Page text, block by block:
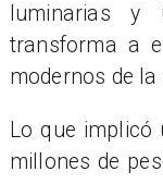
luminarias
transforma a
modernos de
Lo que implicó
millones de